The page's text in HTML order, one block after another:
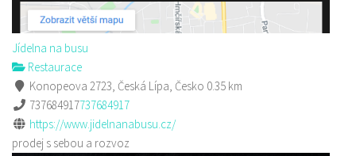
Jídelna na busu
Restaurace
Konopeova 2723, Česká Lípa, Česko 0.35 km
737684917737684917
https://www.jidelnanabusu.cz/
prodej s sebou a rozvoz